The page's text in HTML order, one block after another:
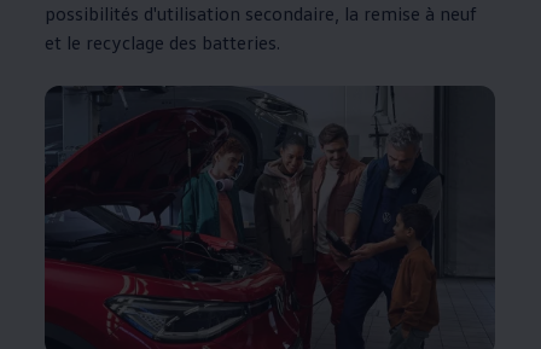
possibilités d'utilisation secondaire, la remise à neuf
et le recyclage des batteries.